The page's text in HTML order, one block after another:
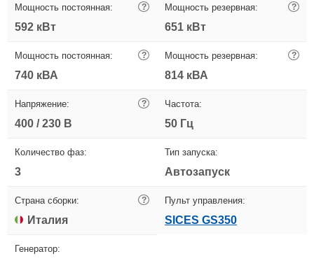
Мощность постоянная: ?
592 кВт
Мощность резервная: ?
651 кВт
Мощность постоянная: ?
740 кВА
Мощность резервная: ?
814 кВА
Напряжение: ?
400 / 230 В
Частота:
50 Гц
Количество фаз:
3
Тип запуска:
Автозапуск
Страна сборки: ?
Италия
Пульт управления:
SICES GS350
Генератор: